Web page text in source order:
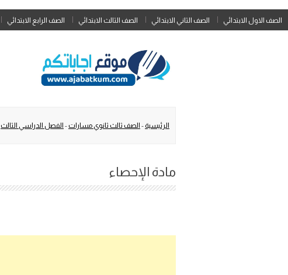
الصف الاول الابتدائي الصف الثاني الابتدائي الصف الثالث الابتدائي الصف الرابع الابتدائي
الرئيسية - الصف ثالث ثانوي مسارات- الفصل الدراسي الثالث
مادة الإحصاء